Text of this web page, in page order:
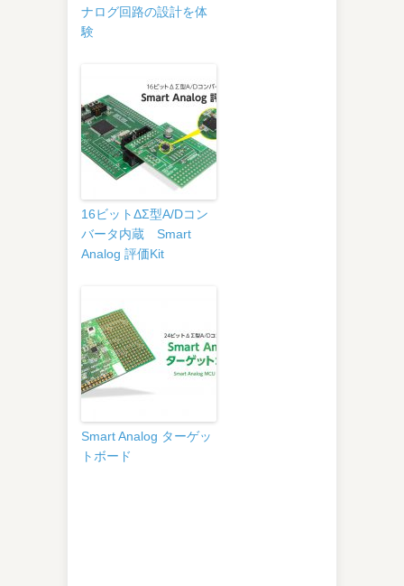
ナログ回路の設計を体
験
16ビットΔΣ型A/Dコン
バータ内蔵 Smart
Analog 評価Kit
Smart Analog ターゲッ
トボード